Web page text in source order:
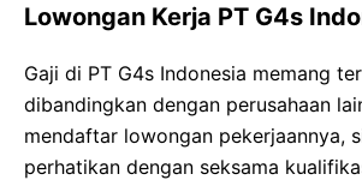
Lowongan Kerja PT G4s
Gaji di PT G4s Indonesia memang
dibandingkan dengan perusahaan
mendaftar lowongan pekerjaannya,
perhatikan dengan seksama